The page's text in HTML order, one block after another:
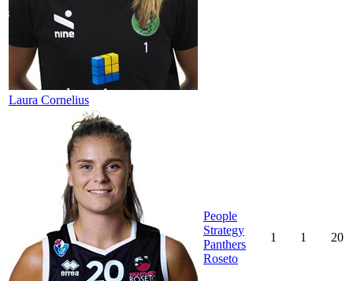
Laura Cornelius
People
Strategy
Panthers
Roseto
1 1 20